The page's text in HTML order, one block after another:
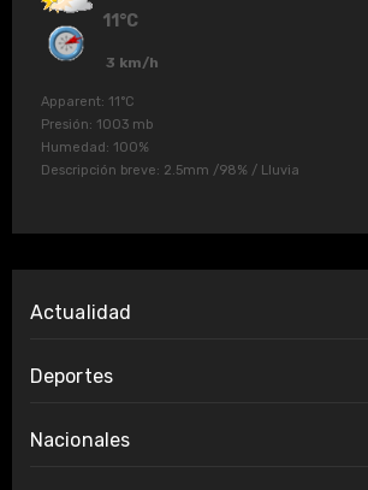
11°C
3 km/h
Apparent: 11°C
Presión: 1003 mb
Humedad: 100%
Descripción breve: 2.5mm /98% / Lluvia
Actualidad
Deportes
Nacionales